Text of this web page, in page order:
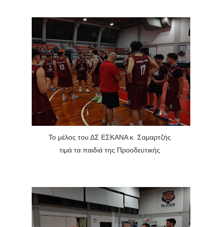
Το μέλος του ΔΣ ΕΣΚΑΝΑ κ. Σαμαρτζής
τιμά τα παιδιά της Προοδευτικής